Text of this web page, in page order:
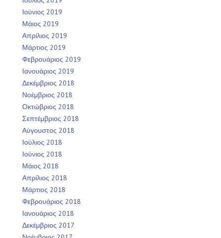
Ιούνιος 2019
Μάιος 2019
Απρίλιος 2019
Μάρτιος 2019
Φεβρουάριος 2019
Ιανουάριος 2019
Δεκέμβριος 2018
Νοέμβριος 2018
Οκτώβριος 2018
Σεπτέμβριος 2018
Αύγουστος 2018
Ιούλιος 2018
Ιούνιος 2018
Μάιος 2018
Απρίλιος 2018
Μάρτιος 2018
Φεβρουάριος 2018
Ιανουάριος 2018
Δεκέμβριος 2017